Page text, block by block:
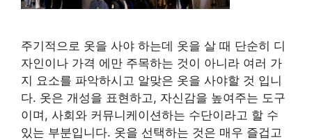
주기적으로 옷을 사야 하는데 옷을 살 때 단순히 디
자인이나 가격 에만 주목하는 것이 아니라 여러 가
지 요소를 파악하시고 알맞은 옷을 사야할 것 입니
다. 옷은 개성을 표현하고, 자신감을 높여주는 도구
이며, 사회와 커뮤니케이션하는 수단이라고 할 수
있는 부분입니다. 옷을 선택하는 것은 매우 즐겁고